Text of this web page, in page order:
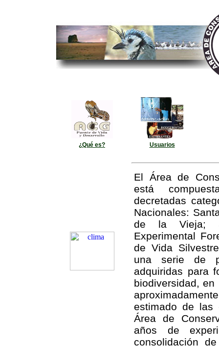
¿Qué es? Usuarios
El Área de
está
decretadas
Nacionales:
de la Vieja;
Experimental
de Vida
una serie de
adquiridas para
biodiversidad,
estimado de las
Área de
años de
consolidación